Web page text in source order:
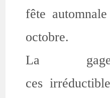
fête
octobre.
La
ces